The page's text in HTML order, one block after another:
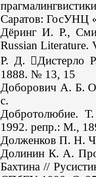
Саратов: ГосУНЦ
Дёринг И. Р.,
Russian Literature.
Р. Д. Дистерло
1888. № 13, 15
Доборович А. Б.
с.
Добротолюбие.
1992. репр.: М.,
Долженков П. Н.
Долинин К. А.
Бахтина //